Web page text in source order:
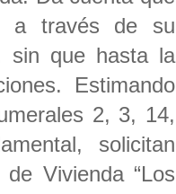
a través de su
sin que hasta la
Estimando
2, 3, 14,
solicitan
Vivienda “Los